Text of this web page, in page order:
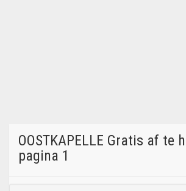
OOSTKAPELLE Gratis af te
pagina 1